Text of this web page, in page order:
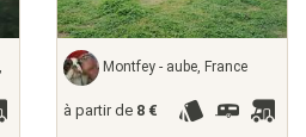
Montfey - aube, France
à partir de 8 €